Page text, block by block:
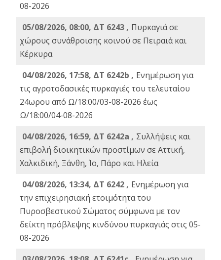
08-2026
05/08/2026, 08:00, ΔΤ 6243 , Πυρκαγιά σε
χώρους συνάθροισης κοινού σε Πειραιά και
Κέρκυρα
04/08/2026, 17:58, ΔΤ 6242b , Ενημέρωση για
τις αγροτοδασικές πυρκαγιές του τελευταίου
24ωρου από Ω/18:00/03-08-2026 έως
Ω/18:00/04-08-2026
04/08/2026, 16:59, ΔΤ 6242a , Συλλήψεις και
επιβολή διοικητικών προστίμων σε Αττική,
Χαλκιδική, Ξάνθη, Ίο, Πάρο και Ηλεία
04/08/2026, 13:34, ΔΤ 6242 , Ενημέρωση για
την επιχειρησιακή ετοιμότητα του
Πυροσβεστικού Σώματος σύμφωνα με τον
δείκτη πρόβλεψης κινδύνου πυρκαγιάς στις 05-
08-2026